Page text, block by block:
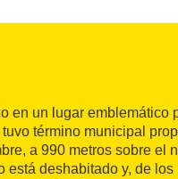
en un lugar emblemático
término municipal
a 990 metros sobre el
está deshabitado y, de los